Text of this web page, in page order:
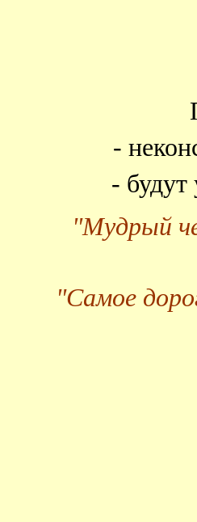
-
-
"Мудрый
"Самое